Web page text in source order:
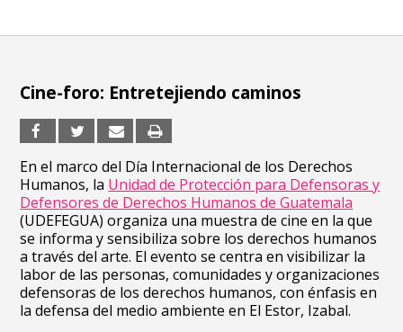
Cine-foro: Entretejiendo caminos
En el marco del Día Internacional de los Derechos
Humanos, la Unidad de Protección para Defensoras y
Defensores de Derechos Humanos de Guatemala
(UDEFEGUA) organiza una muestra de cine en la que
se informa y sensibiliza sobre los derechos humanos
a través del arte. El evento se centra en visibilizar la
labor de las personas, comunidades y organizaciones
defensoras de los derechos humanos, con énfasis en
la defensa del medio ambiente en El Estor, Izabal.